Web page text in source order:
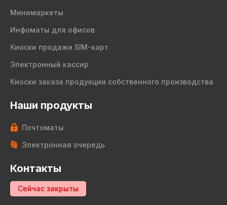
Минимаркеты
Инфоматы для офисов
Киоски продажи SIM-карт
Электронный кассир
Киоски заказа продукции собственного производства
Наши продукты
Почтоматы
Электронная очередь
Контакты
Сейчас закрыты